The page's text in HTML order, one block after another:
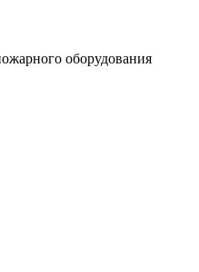
оборудования